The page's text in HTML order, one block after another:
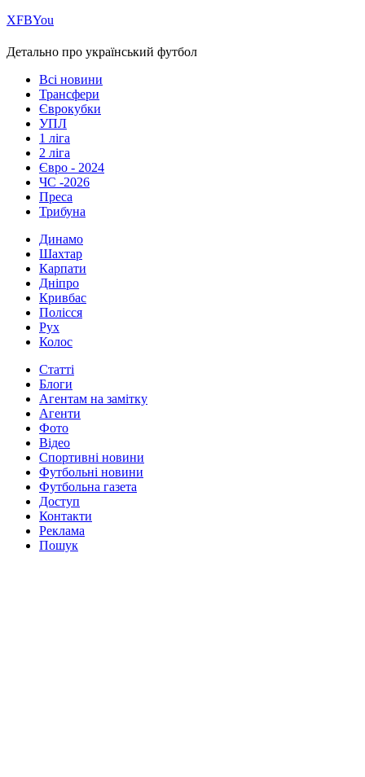
ХFBYou
Детально про український футбол
Всі новини
Трансфери
Єврокубки
УПЛ
1 ліга
2 ліга
Євро - 2024
ЧС -2026
Преса
Трибуна
Динамо
Шахтар
Карпати
Дніпро
Кривбас
Полісся
Рух
Колос
Статті
Блоги
Агентам на замітку
Агенти
Фото
Відео
Спортивні новини
Футбольні новини
Футбольна газета
Доступ
Контакти
Реклама
Пошук